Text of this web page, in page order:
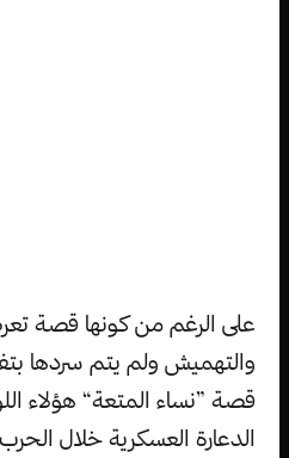
على الرغم من كونها قصة
والتهميش ولم يتم سردها
قصة ”نساء المتعة“ هؤلاء
الدعارة العسكرية خلال